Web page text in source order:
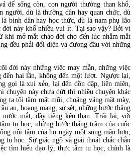
để sống còn, con người thường than khổ,
người, dù là thường dân hay quan chức, dù
bình dân hay học thức, dù là nam phụ lão
đời này khổ nhiều vui ít. Tại sao vậy? Bởi vì
khi mở mắt chào đời cho đến lúc nhắm mắt
đều phải đối diện và đương đầu với những
đời này những việc may mắn, những việc
hai lần, không đến một lượt. Ngược lại,
gọi là xui xẻo, lại đến dồn dập, liên miên,
chuyện này chưa dứt thì nhiều chuyện khác
ta tối tăm mặt mũi, choáng váng mặt mày,
an, hoang mang, sợ sệt, những bước thăng
nước mắt, đầy tiếng kêu than. Trái lại, với
tu học, những bước thăng trầm của cuộc
nội tâm của họ ngày một sung mãn hơn,
tu học. Sự giác ngộ và giải thoát chắc chắn
tìm hiểu đạo lý, thực tâm tu học, chính là